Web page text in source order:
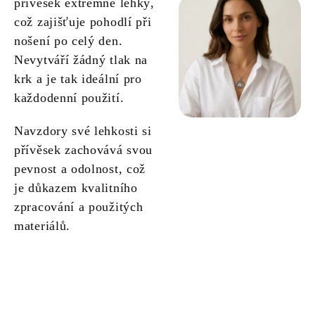
přívěsek extrémně lehký,
což zajišťuje pohodlí při
nošení po celý den.
Nevytváří žádný tlak na
krk a je tak ideální pro
každodenní použití.
Navzdory své lehkosti si
přívěsek zachovává svou
pevnost a odolnost, což
je důkazem kvalitního
zpracování a použitých
materiálů.